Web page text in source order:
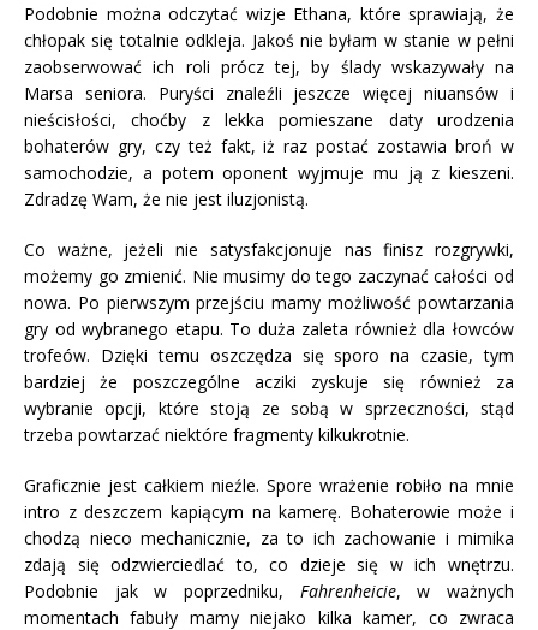
Podobnie można odczytać wizje Ethana, które sprawiają, że
chłopak się totalnie odkleja. Jakoś nie byłam w stanie w pełni
zaobserwować ich roli prócz tej, by ślady wskazywały na
Marsa seniora. Puryści znaleźli jeszcze więcej niuansów i
nieścisłości, choćby z lekka pomieszane daty urodzenia
bohaterów gry, czy też fakt, iż raz postać zostawia broń w
samochodzie, a potem oponent wyjmuje mu ją z kieszeni.
Zdradzę Wam, że nie jest iluzjonistą.
Co ważne, jeżeli nie satysfakcjonuje nas finisz rozgrywki,
możemy go zmienić. Nie musimy do tego zaczynać całości od
nowa. Po pierwszym przejściu mamy możliwość powtarzania
gry od wybranego etapu. To duża zaleta również dla łowców
trofeów. Dzięki temu oszczędza się sporo na czasie, tym
bardziej że poszczególne acziki zyskuje się również za
wybranie opcji, które stoją ze sobą w sprzeczności, stąd
trzeba powtarzać niektóre fragmenty kilkukrotnie.
Graficznie jest całkiem nieźle. Spore wrażenie robiło na mnie
intro z deszczem kapiącym na kamerę. Bohaterowie może i
chodzą nieco mechanicznie, za to ich zachowanie i mimika
zdają się odzwierciedlać to, co dzieje się w ich wnętrzu.
Podobnie jak w poprzedniku, Fahrenheicie, w ważnych
momentach fabuły mamy niejako kilka kamer, co zwraca